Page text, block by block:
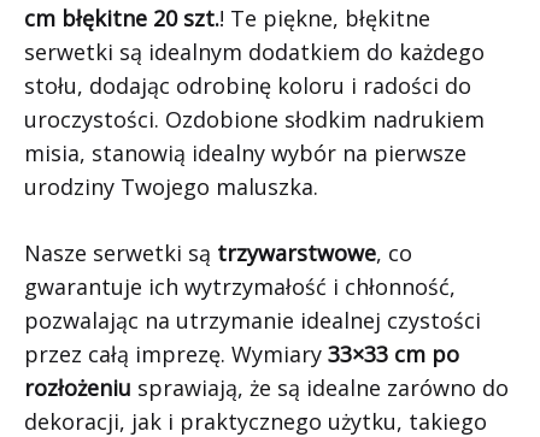
cm błękitne 20 szt.! Te piękne, błękitne
serwetki są idealnym dodatkiem do każdego
stołu, dodając odrobinę koloru i radości do
uroczystości. Ozdobione słodkim nadrukiem
misia, stanowią idealny wybór na pierwsze
urodziny Twojego maluszka.
Nasze serwetki są trzywarstwowe, co
gwarantuje ich wytrzymałość i chłonność,
pozwalając na utrzymanie idealnej czystości
przez całą imprezę. Wymiary 33×33 cm po
rozłożeniu sprawiają, że są idealne zarówno do
dekoracji, jak i praktycznego użytku, takiego